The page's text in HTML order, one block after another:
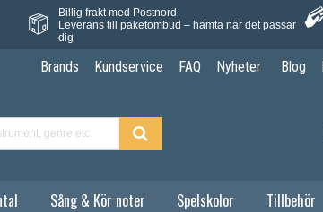
Billig frakt med Postnord
Leverans till paketombud – hämta när det passar
dig
Brands Kundservice FAQ Nyheter Blog
Sång & Kör noter Spelskolor Tillbehör